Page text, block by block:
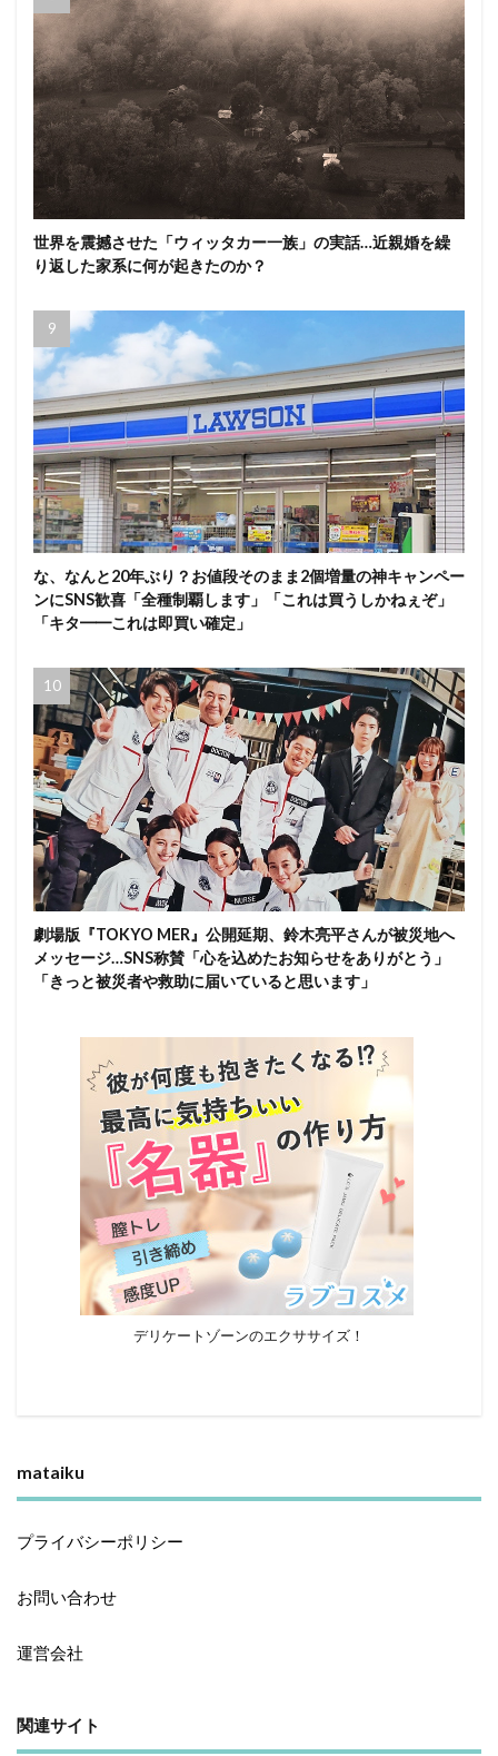
世界を震撼させた「ウィッタカー一族」の実話…近親婚を繰
り返した家系に何が起きたのか？
な、なんと20年ぶり？お値段そのまま2個増量の神キャンペー
ンにSNS歓喜「全種制覇します」「これは買うしかねぇぞ」
「キタ━━これは即買い確定」
劇場版『TOKYO MER』公開延期、鈴木亮平さんが被災地へ
メッセージ…SNS称賛「心を込めたお知らせをありがとう」
「きっと被災者や救助に届いていると思います」
デリケートゾーンのエクササイズ！
mataiku
プライバシーポリシー
お問い合わせ
運営会社
関連サイト